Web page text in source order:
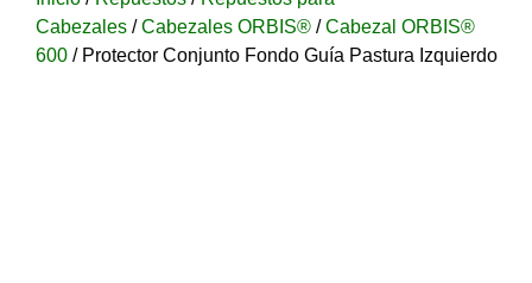
Cabezales /Cabezales ORBIS® /Cabezal ORBIS®
600 / Protector Conjunto Fondo Guía Pastura Izquierdo